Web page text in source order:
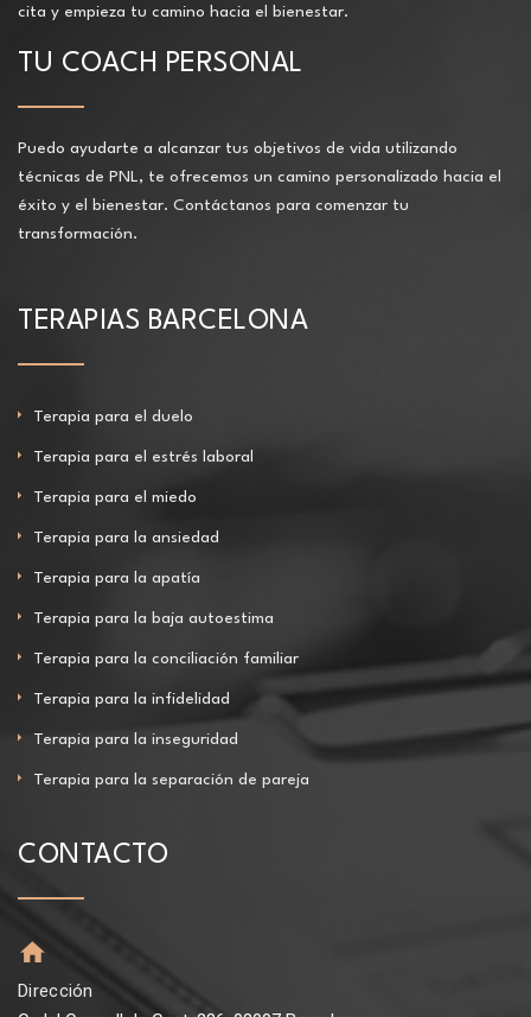
cita y empieza tu camino hacia el bienestar.
TU COACH PERSONAL
Puedo ayudarte a alcanzar tus objetivos de vida utilizando
técnicas de PNL, te ofrecemos un camino personalizado hacia el
éxito y el bienestar. Contáctanos para comenzar tu
transformación.
TERAPIAS BARCELONA
Terapia para el duelo
Terapia para el estrés laboral
Terapia para el miedo
Terapia para la ansiedad
Terapia para la apatía
Terapia para la baja autoestima
Terapia para la conciliación familiar
Terapia para la infidelidad
Terapia para la inseguridad
Terapia para la separación de pareja
CONTACTO
Dirección